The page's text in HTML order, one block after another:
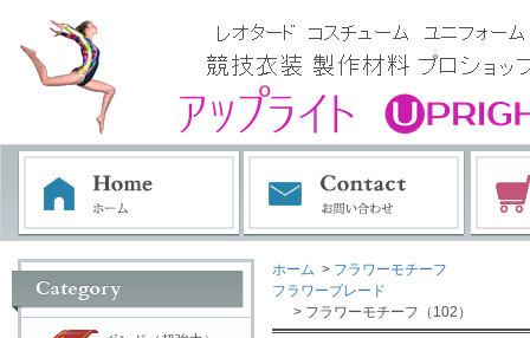
ホーム > フラワーモチーフ
フラワーブレード
> フラワーモチーフ（102）